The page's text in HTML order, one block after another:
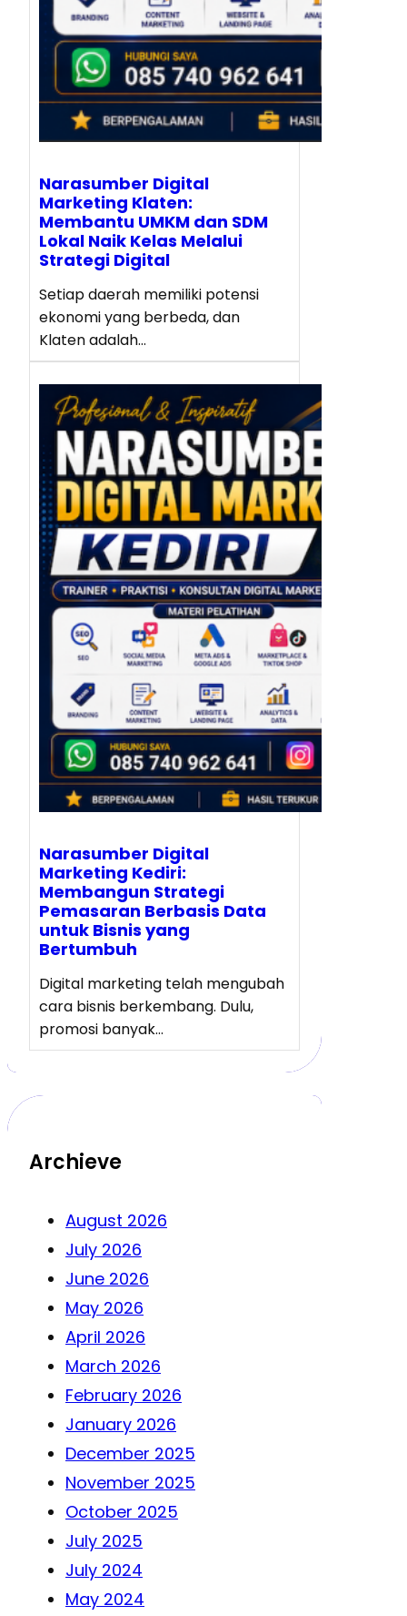
Narasumber Digital
Marketing Klaten:
Membantu UMKM dan SDM
Lokal Naik Kelas Melalui
Strategi Digital
Setiap daerah memiliki potensi
ekonomi yang berbeda, dan
Klaten adalah…
Narasumber Digital
Marketing Kediri:
Membangun Strategi
Pemasaran Berbasis Data
untuk Bisnis yang
Bertumbuh
Digital marketing telah mengubah
cara bisnis berkembang. Dulu,
promosi banyak…
Archieve
August 2026
July 2026
June 2026
May 2026
April 2026
March 2026
February 2026
January 2026
December 2025
November 2025
October 2025
July 2025
July 2024
May 2024